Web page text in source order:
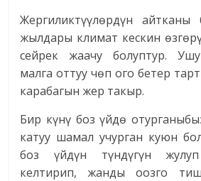
Жергиликтүүлөрдүн
жылдары климат кескин
сейрек жаачу болуптур.
малга оттуу чөп ого бетер
карабагын жер такыр.
Бир күнү боз үйдө
катуу шамал учурган куюн
боз үйдүн түндүгүн
келтирип, жанды оозго